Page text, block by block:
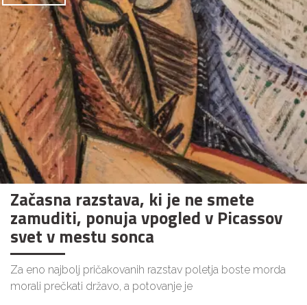
Začasna razstava, ki je ne smete
zamuditi, ponuja vpogled v Picassov
svet v mestu sonca
Za eno najbolj pričakovanih razstav poletja boste morda
morali prečkati državo, a potovanje je